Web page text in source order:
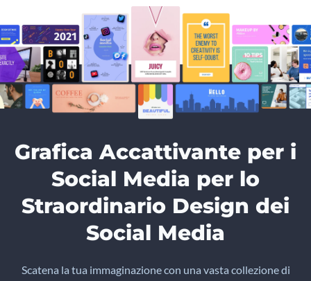
Grafica Accattivante per i
Social Media per lo
Straordinario Design dei
Social Media
Scatena la tua immaginazione con una vasta collezione di